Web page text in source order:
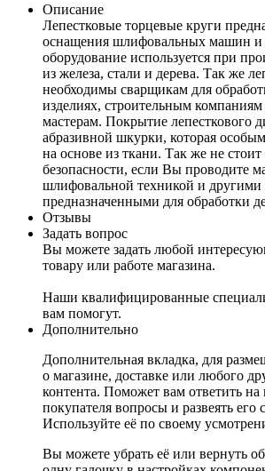
Описание
Лепестковые торцевые круги
оснащения шлифовальных машин и
оборудование используется при
из железа, стали и дерева. Так же
необходимы сварщикам для
изделиях, строительным
мастерам. Покрытие лепесткового
абразивной шкурки, которая
на основе из ткани. Так же не
безопасности, если Вы проводите
шлифовальной техникой и другими
предназначенными для обработки
Отзывы
Задать вопрос
Вы можете задать любой
товару или работе магазина.
Наши квалифицированные
вам помогут.
Дополнительно
Дополнительная вкладка, для
о магазине, доставке или любого
контента. Поможет вам ответить
покупателя вопросы и развеять его
Используйте её по своему
Вы можете убрать её или вернуть